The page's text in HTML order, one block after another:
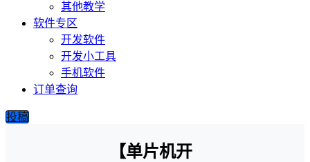
其他教学
软件专区
开发软件
开发小工具
手机软件
订单查询
投稿
【单片机开